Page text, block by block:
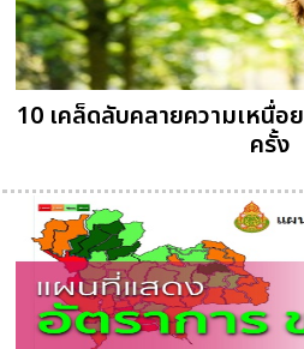
10 เคล็ดลับคลายความเหนื่
ครั้ง